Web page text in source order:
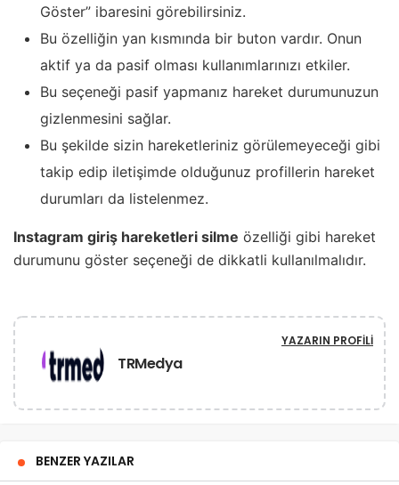
Göster” ibaresini görebilirsiniz.
Bu özelliğin yan kısmında bir buton vardır. Onun
aktif ya da pasif olması kullanımlarınızı etkiler.
Bu seçeneği pasif yapmanız hareket durumunuzun
gizlenmesini sağlar.
Bu şekilde sizin hareketleriniz görülemeyeceği gibi
takip edip iletişimde olduğunuz profillerin hareket
durumları da listelenmez.
Instagram giriş hareketleri silme özelliği gibi hareket
durumunu göster seçeneği de dikkatli kullanılmalıdır.
TRMedya
YAZARIN PROFILI
BENZER YAZILAR